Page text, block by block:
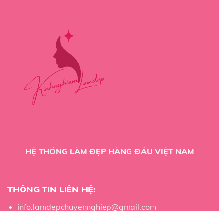
HỆ THỐNG LÀM ĐẸP HÀNG ĐẦU VIỆT NAM
THÔNG TIN LIÊN HỆ:
info.lamdepchuyennghiep@gmail.com